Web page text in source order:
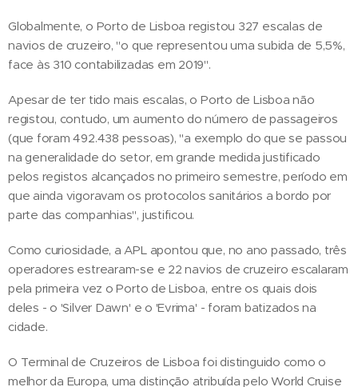
Globalmente, o Porto de Lisboa registou 327 escalas de
navios de cruzeiro, "o que representou uma subida de 5,5%,
face às 310 contabilizadas em 2019".
Apesar de ter tido mais escalas, o Porto de Lisboa não
registou, contudo, um aumento do número de passageiros
(que foram 492.438 pessoas), "a exemplo do que se passou
na generalidade do setor, em grande medida justificado
pelos registos alcançados no primeiro semestre, período em
que ainda vigoravam os protocolos sanitários a bordo por
parte das companhias", justificou.
Como curiosidade, a APL apontou que, no ano passado, três
operadores estrearam-se e 22 navios de cruzeiro escalaram
pela primeira vez o Porto de Lisboa, entre os quais dois
deles - o 'Silver Dawn' e o 'Evrima' - foram batizados na
cidade.
O Terminal de Cruzeiros de Lisboa foi distinguido como o
melhor da Europa, uma distinção atribuída pelo World Cruise